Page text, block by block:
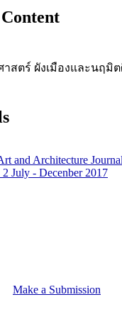
สตร์ ผังเมืองและนฤมิ
and Architecture
July - Decenber 2017
Make a Submission